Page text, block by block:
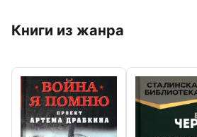
Книги из жанра